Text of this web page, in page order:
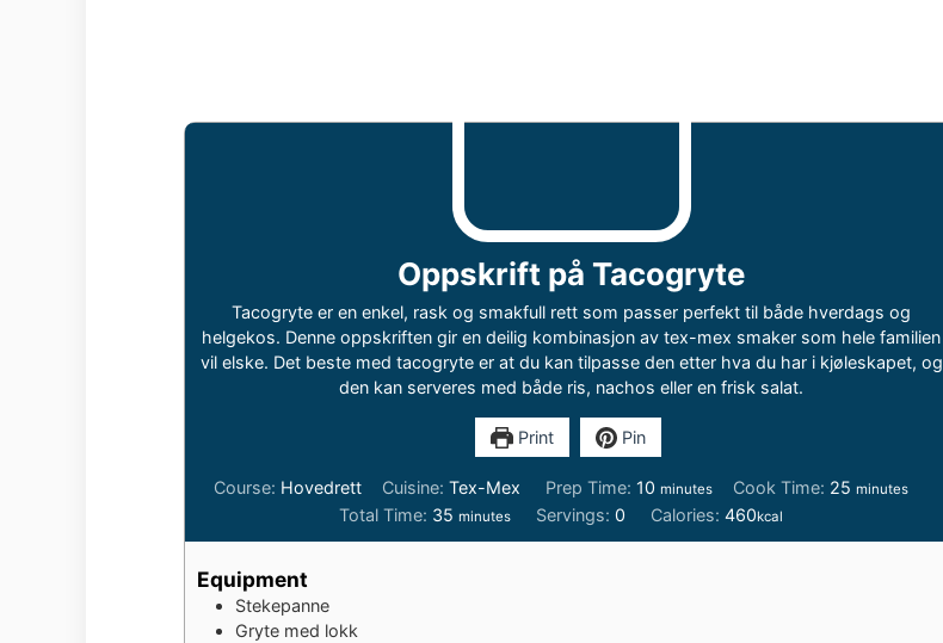
Oppskrift på Tacogryte
Tacogryte er en enkel, rask og smakfull rett som passer perfekt til både hverdags og
helgekos. Denne oppskriften gir en deilig kombinasjon av tex-mex smaker som hele familien
vil elske. Det beste med tacogryte er at du kan tilpasse den etter hva du har i kjøleskapet, og
den kan serveres med både ris, nachos eller en frisk salat.
Print Pin
Course: Hovedrett Cuisine: Tex-Mex Prep Time: 10 minutes
minutes Cook Time: 25 minutes
minutes
Total Time: 35minutes
minutes Servings: 0 Calories:460kcal
Equipment
Stekepanne
Gryte med lokk